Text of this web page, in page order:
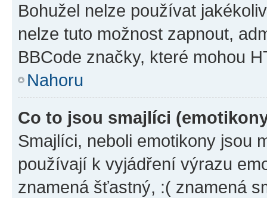
Bohužel nelze používat
nelze tuto možnost zapnout,
BBCode značky, které mohou
Nahoru
Co to jsou smajlíci
Smajlíci, neboli emotikony jsou
používají k vyjádření výrazu
znamená šťastný, :( znamená